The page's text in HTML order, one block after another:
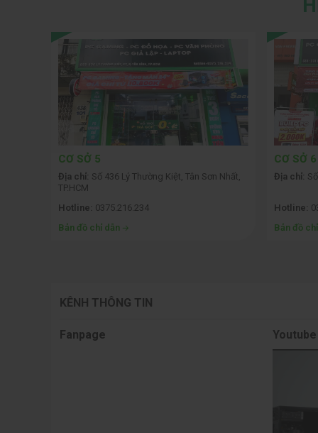
CƠ SỞ 5
Địa chỉ: Số 436 Lý Thường Kiệt, Tân Sơn Nhất,
TP.HCM
Hotline: 0375.216.234
Bản đồ chỉ dẫn
CƠ SỞ 6
Địa chỉ:
Hotline:
Bản đồ
KÊNH THÔNG TIN
Fanpage Youtube